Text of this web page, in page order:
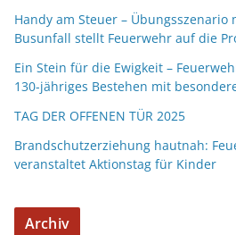
Handy am Steuer –
Busunfall stellt Feuerwehr auf die
Ein Stein für die Ewigkeit –
130-jähriges Bestehen mit
TAG DER OFFENEN TÜR 2025
Brandschutzerziehung hautnah:
veranstaltet Aktionstag für Kinder
Archiv